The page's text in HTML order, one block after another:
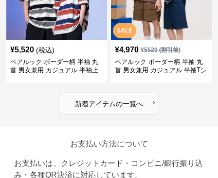
¥5,520 (税込)
ペアルック ボーダー柄 半袖 丸
首 男女兼用 カジュアル 半袖上
SALE
¥4,970 ¥5520(割引前)
ペアルック ボーダー柄 半袖 丸
首 男女兼用 カジュアル 半袖Tシ
新着アイテムの一覧へ ›
お支払い方法について
お支払いは、クレジットカード・コンビニ/銀行振り込
み・各種QR決済に対応しています。